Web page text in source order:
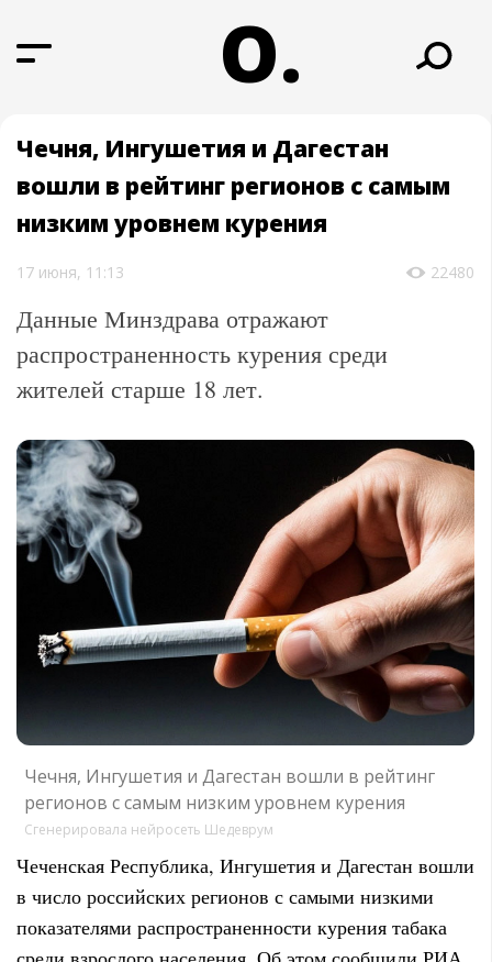
О.
Чечня, Ингушетия и Дагестан
вошли в рейтинг регионов с самым
низким уровнем курения
17 июня, 11:13 22480
Данные Минздрава отражают
распространенность курения среди
жителей старше 18 лет.
Чечня, Ингушетия и Дагестан вошли в рейтинг
регионов с самым низким уровнем курения
Сгенерировала нейросеть Шедеврум
Чеченская Республика, Ингушетия и Дагестан вошли
в число российских регионов с самыми низкими
показателями распространенности курения табака